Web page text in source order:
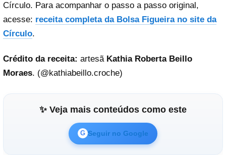
Círculo. Para acompanhar o passo a passo original,
acesse: receita completa da Bolsa Figueira no site da
Círculo.
Crédito da receita: artesã Kathia Roberta Beillo
Moraes. (@kathiabeillo.croche)
✨ Veja mais conteúdos como este
G Seguir no Google